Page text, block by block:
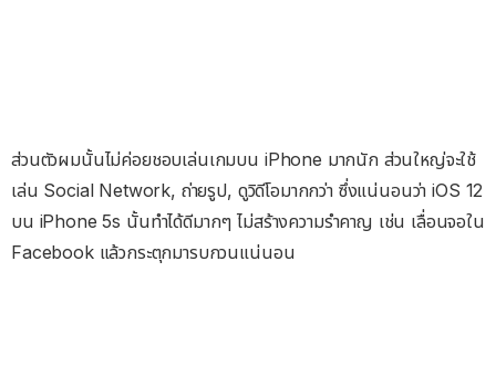
ส่วนตัวผมนั้นไม่ค่อยชอบเล่นเกมบน iPhone มากนัก ส่วนใหญ่จะใช้
เล่น Social Network, ถ่ายรูป, ดูวิดีโอมากกว่า ซึ่งแน่นอนว่า iOS 12
บน iPhone 5s นั้นทำได้ดีมากๆ ไม่สร้างความรำคาญ เช่น เลื่อนจอใน
Facebook แล้วกระตุกมารบกวนแน่นอน